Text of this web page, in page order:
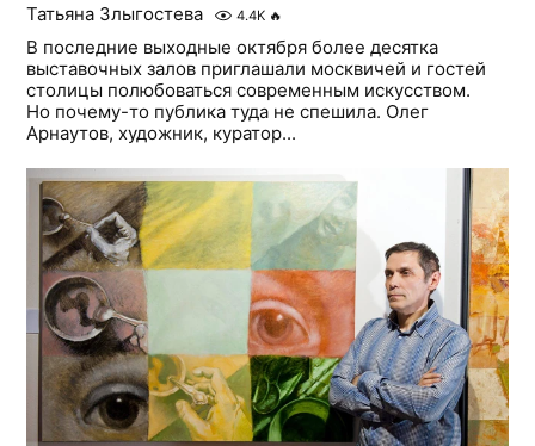
Татьяна Злыгостева 4.4K 🔥
В последние выходные октября более десятка
выставочных залов приглашали москвичей и гостей
столицы полюбоваться современным искусством.
Но почему-то публика туда не спешила. Олег
Арнаутов, художник, куратор...